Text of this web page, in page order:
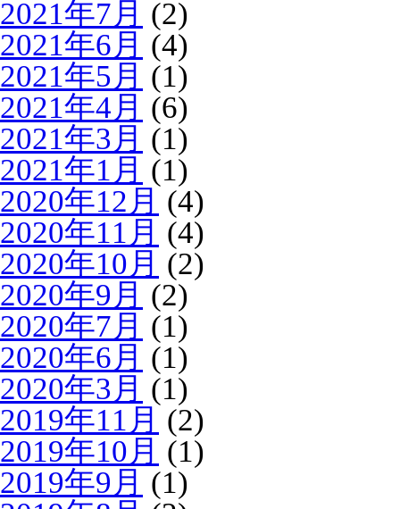
2021年7月 (2)
2021年6月 (4)
2021年5月 (1)
2021年4月 (6)
2021年3月 (1)
2021年1月 (1)
2020年12月 (4)
2020年11月 (4)
2020年10月 (2)
2020年9月 (2)
2020年7月 (1)
2020年6月 (1)
2020年3月 (1)
2019年11月 (2)
2019年10月 (1)
2019年9月 (1)